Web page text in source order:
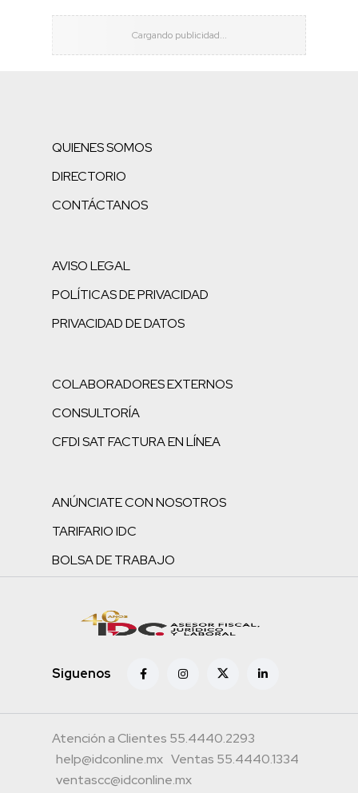
QUIENES SOMOS
DIRECTORIO
CONTÁCTANOS
AVISO LEGAL
POLÍTICAS DE PRIVACIDAD
PRIVACIDAD DE DATOS
COLABORADORES EXTERNOS
CONSULTORÍA
CFDI SAT FACTURA EN LÍNEA
ANÚNCIATE CON NOSOTROS
TARIFARIO IDC
BOLSA DE TRABAJO
Siguenos
Atención a Clientes 55.4440.2293
help@idconline.mx Ventas 55.4440.1334
ventascc@idconline.mx